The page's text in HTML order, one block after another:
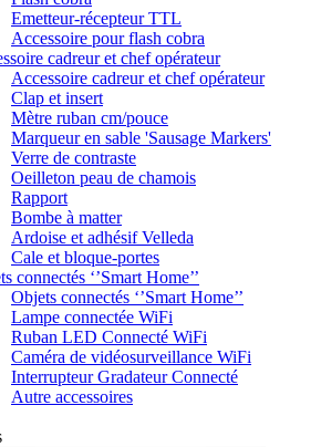
Emetteur-récepteur TTL
Accessoire pour flash cobra
cadreur et chef opérateur
Accessoire cadreur et chef opérateur
Clap et insert
Mètre ruban cm/pouce
Marqueur en sable 'Sausage Markers'
Verre de contraste
Oeilleton peau de chamois
Rapport
Bombe à matter
Ardoise et adhésif Velleda
Cale et bloque-portes
connectés ‘’Smart Home’’
Objets connectés ‘’Smart Home’’
Lampe connectée WiFi
Ruban LED Connecté WiFi
Caméra de vidéosurveillance WiFi
Interrupteur Gradateur Connecté
Autre accessoires